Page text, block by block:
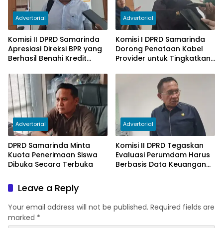
Advertorial
Komisi II DPRD Samarinda
Apresiasi Direksi BPR yang
Berhasil Benahi Kredit
Advertorial
Komisi I DPRD Samarinda
Dorong Penataan Kabel
Provider untuk Tingkatkan
Advertorial
DPRD Samarinda Minta
Kuota Penerimaan Siswa
Dibuka Secara Terbuka
Advertorial
Komisi II DPRD Tegaskan
Evaluasi Perumdam Harus
Berbasis Data Keuangan
Leave a Reply
Your email address will not be published. Required fields are
marked *